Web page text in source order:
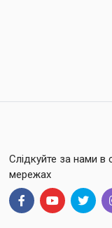
Слідкуйте за нами в
мережах